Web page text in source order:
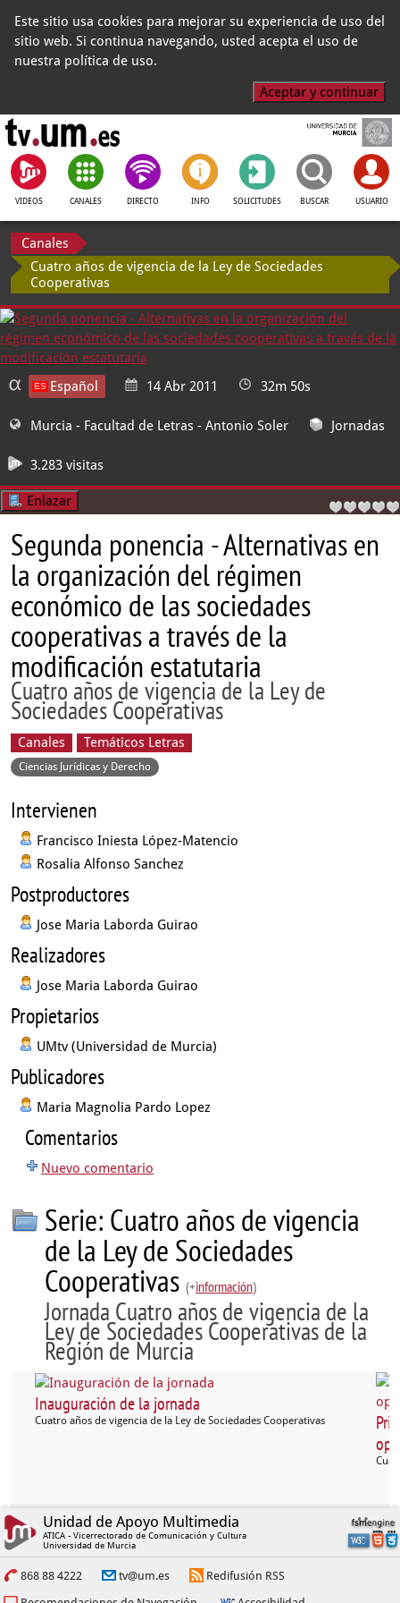
Este sitio usa cookies para mejorar su experiencia de uso del
sitio web. Si continua navegando, usted acepta el uso de
nuestra política de uso.
Aceptar y continuar
VIDEOS CANALES DIRECTO INFO SOLICITUDES BUSCAR USUARIO
Canales
Cuatro años de vigencia de la Ley de Sociedades
Cooperativas
Español 14 Abr 2011 32m 50s
Murcia - Facultad de Letras - Antonio Soler Jornadas
3.283 visitas
Enlazar
Segunda ponencia - Alternativas en
la organización del régimen
económico de las sociedades
cooperativas a través de la
modificación estatutaria
Cuatro años de vigencia de la Ley de
Sociedades Cooperativas
Canales Temáticos Letras
Ciencias Jurídicas y Derecho
Intervienen
Francisco Iniesta López-Matencio
Rosalia Alfonso Sanchez
Postproductores
Jose Maria Laborda Guirao
Realizadores
Jose Maria Laborda Guirao
Propietarios
UMtv (Universidad de Murcia)
Publicadores
Maria Magnolia Pardo Lopez
Comentarios
Nuevo comentario
Serie: Cuatro años de vigencia
de la Ley de Sociedades
Cooperativas (+información)
Jornada Cuatro años de vigencia de la
Ley de Sociedades Cooperativas de la
Región de Murcia
Inauguración de la jornada
Cuatro años de vigencia de la Ley de Sociedades Cooperativas
Unidad de Apoyo Multimedia
ATICA - Vicerrectorado de Comunicación y Cultura
Universidad de Murcia
868 88 4222 tv@um.es
Redifusión RSS